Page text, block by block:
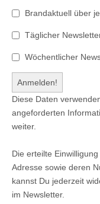
Brandaktuell über
Täglicher
Wöchentlicher
Diese Daten
angeforderten
weiter.
Die erteilte
Adresse sowie deren
kannst Du jederzeit
im Newsletter.